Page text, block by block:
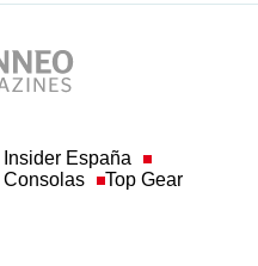
Top Gear